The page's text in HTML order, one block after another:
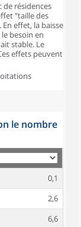
résidences
"taille des
effet, la baisse
besoin en
stable. Le
effets peuvent
le nombre
0,1
2,6
6,6